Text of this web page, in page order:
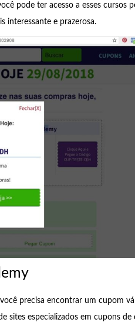
pode ter acesso a esses cursos
interessante e prazerosa.
precisa encontrar um cupom
sites especializados em cupons de